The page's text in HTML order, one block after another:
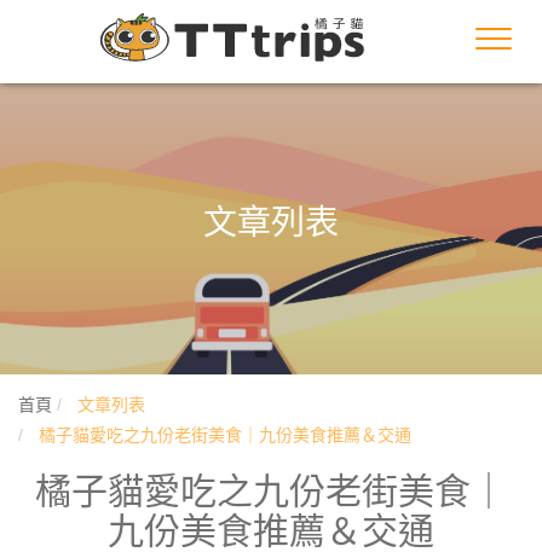
文章列表
首頁
文章列表
橘子貓愛吃之九份老街美食｜九份美食推薦＆交通
橘子貓愛吃之九份老街美食｜
九份美食推薦＆交通